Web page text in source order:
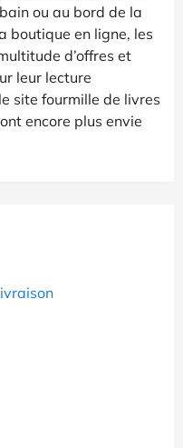
ou au bord de la
boutique en ligne, les
d’offres et
leur lecture
site fourmille de livres
encore plus envie